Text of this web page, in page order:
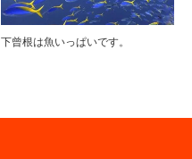
下曾根は魚いっぱいです。